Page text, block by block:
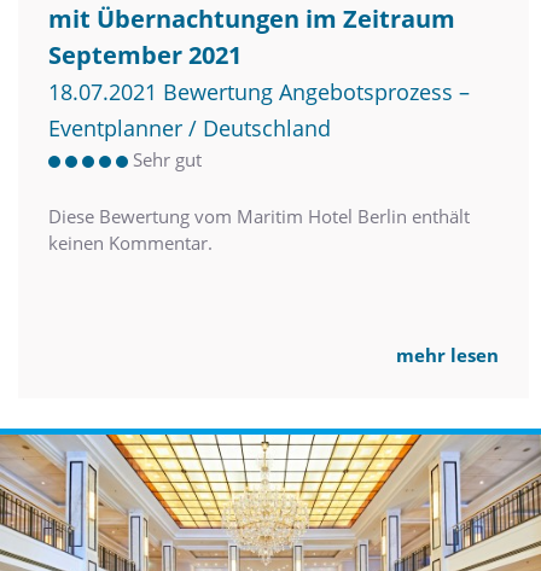
mit Übernachtungen im Zeitraum
September 2021
18.07.2021 Bewertung Angebotsprozess –
Eventplanner / Deutschland
Sehr gut
Diese Bewertung vom Maritim Hotel Berlin enthält
keinen Kommentar.
mehr lesen